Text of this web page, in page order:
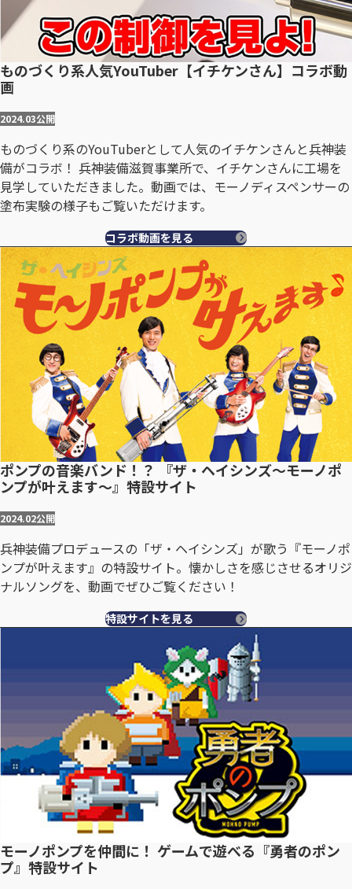
ものづくり系人気YouTuber【イチケンさん】コラボ動
画
2024.03公開
ものづくり系のYouTuberとして人気のイチケンさんと兵神装
備がコラボ！ 兵神装備滋賀事業所で、イチケンさんに工場を
見学していただきました。動画では、モーノディスペンサーの
塗布実験の様子もご覧いただけます。
コラボ動画を見る
ポンプの音楽バンド！？ 『ザ・ヘイシンズ～モーノポ
ンプが叶えます～』特設サイト
2024.02公開
兵神装備プロデュースの「ザ・ヘイシンズ」が歌う『モーノポ
ンプが叶えます』の特設サイト。懐かしさを感じさせるオリジ
ナルソングを、動画でぜひご覧ください！
特設サイトを見る
モーノポンプを仲間に！ ゲームで遊べる『勇者のポン
プ』特設サイト